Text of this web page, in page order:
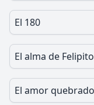
El 180
El alma de Felipito
El amor quebrado